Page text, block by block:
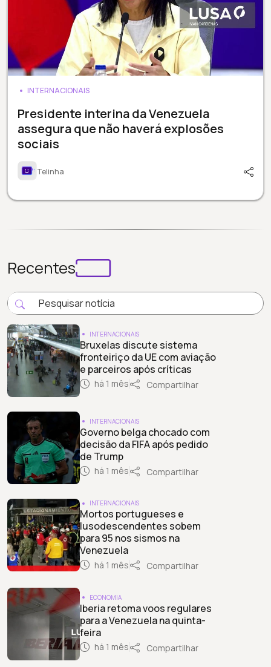
INTERNACIONAIS
Presidente interina da Venezuela
assegura que não haverá explosões
sociais
Telinha
Recentes
INTERNACIONAIS
Bruxelas discute sistema
fronteiriço da UE com aviação
e parceiros após críticas
há 1 mês Compartilhar
INTERNACIONAIS
Governo belga chocado com
decisão da FIFA após pedido
de Trump
há 1 mês Compartilhar
INTERNACIONAIS
Mortos portugueses e
lusodescendentes sobem
para 95 nos sismos na
Venezuela
há 1 mês Compartilhar
ECONOMIA
Iberia retoma voos regulares
para a Venezuela na quinta-
feira
há 1 mês Compartilhar